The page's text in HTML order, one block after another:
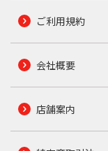
ご利用規約
会社概要
店舗案内